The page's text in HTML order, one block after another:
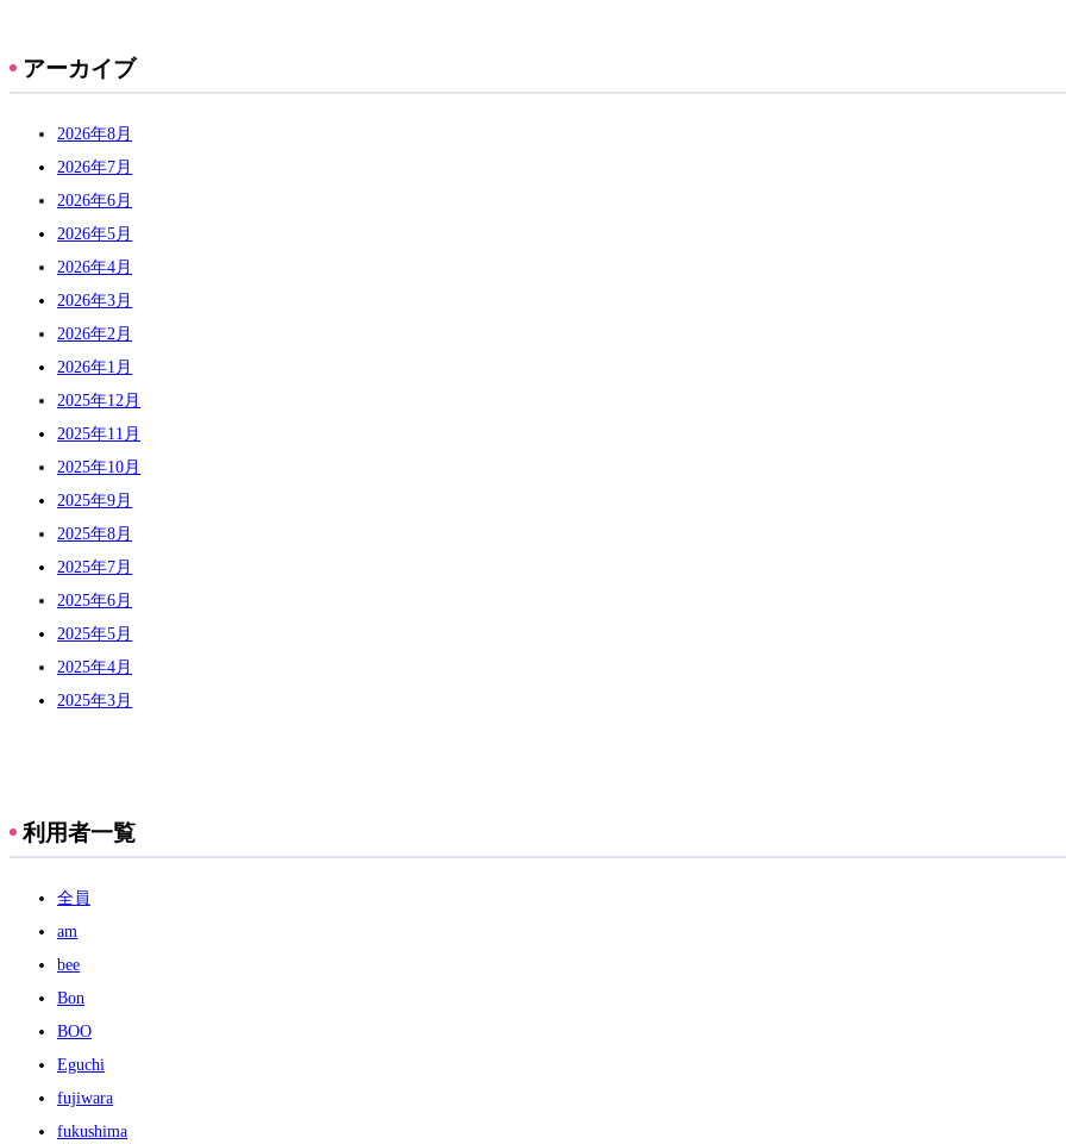
アーカイブ
2026年8月
2026年7月
2026年6月
2026年5月
2026年4月
2026年3月
2026年2月
2026年1月
2025年12月
2025年11月
2025年10月
2025年9月
2025年8月
2025年7月
2025年6月
2025年5月
2025年4月
2025年3月
利用者一覧
全員
am
bee
Bon
BOO
Eguchi
fujiwara
fukushima